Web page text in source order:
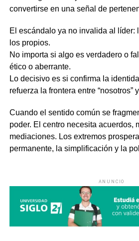
convertirse en una señal de
El escándalo ya no invalida al líder:
los propios.
No importa si algo es verdadero o
ético o aberrante.
Lo decisivo es si confirma la
refuerza la frontera entre “nosotros” y
Cuando el sentido común se
poder. El centro necesita acuerdos,
mediaciones. Los extremos
permanente, la simplificación y la
ANUNCIO